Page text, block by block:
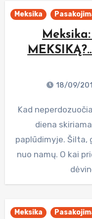
Meksika
18/09/
Kad neperdozuočiau kultūrinių potyrių, visa kita
diena
paplūdimyje. Šilta,
nuo namų. O kai
Meksika